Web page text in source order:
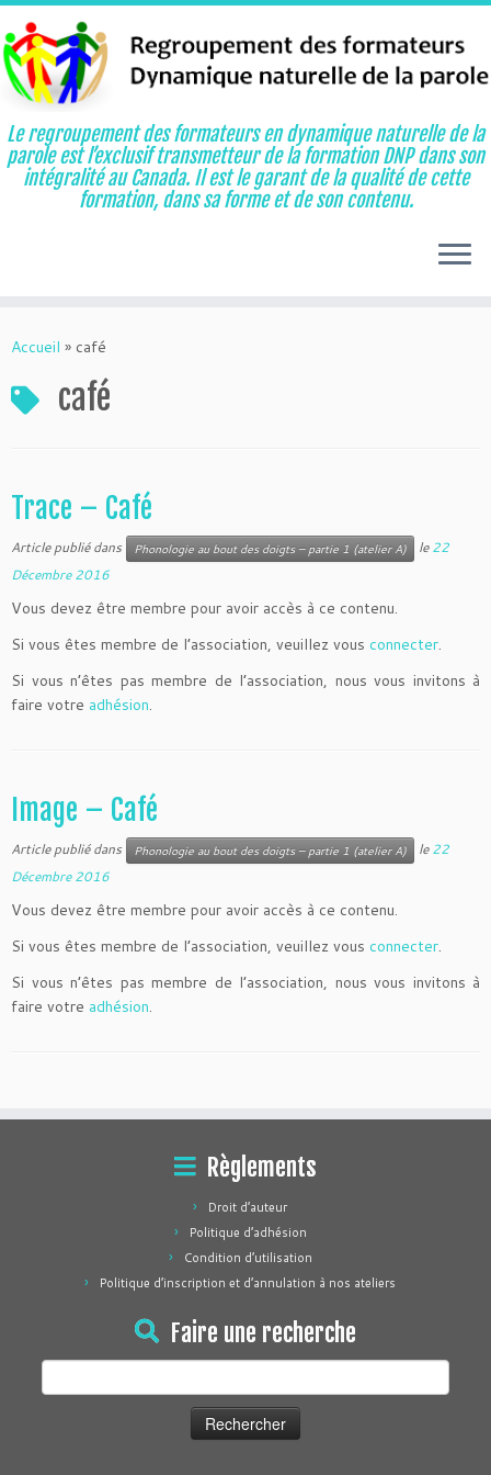
au
Le regroupement des formateurs en dynamique naturelle de la
parole est l’exclusif transmetteur de la formation DNP dans son
intégralité au Canada. Il est le garant de la qualité de cette
formation, dans sa forme et de son contenu.
Accueil » café
café
Trace – Café
Article publié dans Phonologie au bout des doigts – partie 1 (atelier A) le22
Décembre 2016
Vous devez être membre pour avoir accès à ce contenu.
Si vous êtes membre de l’association, veuillez vous connecter.
Si vous n’êtes pas membre de l’association, nous vous invitons à
faire votre adhésion.
Image – Café
Article publié dans Phonologie au bout des doigts – partie 1 (atelier A) le22
Décembre 2016
Vous devez être membre pour avoir accès à ce contenu.
Si vous êtes membre de l’association, veuillez vous connecter.
Si vous n’êtes pas membre de l’association, nous vous invitons à
faire votre adhésion.
Règlements
Droit d’auteur
Politique d’adhésion
Condition d’utilisation
Politique d’inscription et d’annulation à nos ateliers
Faire une recherche